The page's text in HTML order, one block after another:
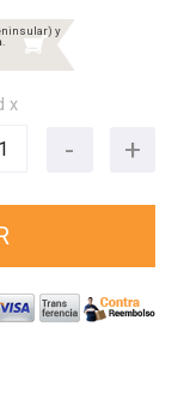
y
x